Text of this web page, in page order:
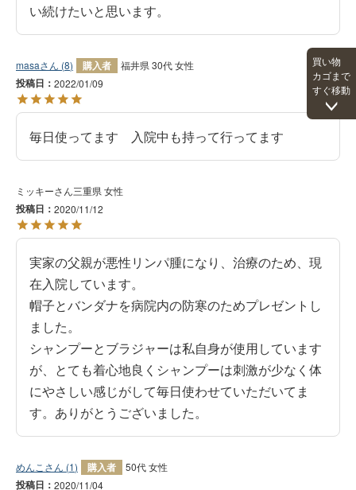
い続けたいと思います。
masa 8 購入者 福井県 30代女性
投稿日 2022/01/09
毎日使ってます　入院中も持って行ってます
ミッキー 三重県 女性
投稿日 2020/11/12
実家の父親が悪性リンパ腫になり、治療のため、現
在入院しています。
帽子とバンダナを病院内の防寒のためプレゼントし
ました。
シャンプーとブラジャーは私自身が使用しています
が、とても着心地良くシャンプーは刺激が少なく体
にやさしい感じがして毎日使わせていただいてま
す。ありがとうございました。
めんこ 1 購入者 50代女性
投稿日 2020/11/04
買い物
カゴまで
すぐ移動